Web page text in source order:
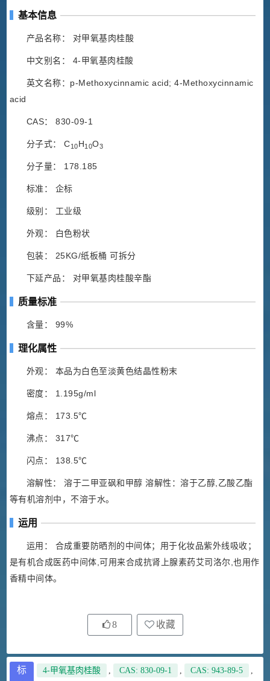
基本信息
产品名称： 对甲氧基肉桂酸
中文别名： 4-甲氧基肉桂酸
英文名称：p-Methoxycinnamic acid; 4-Methoxycinnamic
acid
CAS： 830-09-1
分子式： C10H10O3
分子量： 178.185
标准： 企标
级别： 工业级
外观： 白色粉状
包装： 25KG/纸板桶 可拆分
下延产品： 对甲氧基肉桂酸辛酯
质量标准
含量： 99%
理化属性
外观： 本品为白色至淡黄色结晶性粉末
密度： 1.195g/ml
熔点： 173.5℃
沸点： 317℃
闪点： 138.5℃
溶解性： 溶于二甲亚砜和甲醇 溶解性：溶于乙醇,乙酸乙酯
等有机溶剂中，不溶于水。
运用
运用： 合成重要防晒剂的中间体；用于化妆品紫外线吸收；
是有机合成医药中间体,可用来合成抗肾上腺素药艾司洛尔,也用作
香精中间体。
8 收藏
标
4-甲氧基肉桂酸 , CAS: 830-09-1 , CAS: 943-89-5 ,